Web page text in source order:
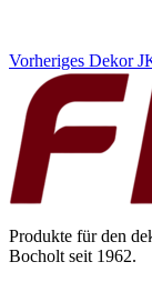
Vorheriges Dekor
Produkte für den
Bocholt seit 1962.